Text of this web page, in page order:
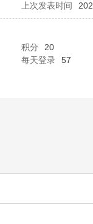
上次发表时间
积分
20
每天登录
57